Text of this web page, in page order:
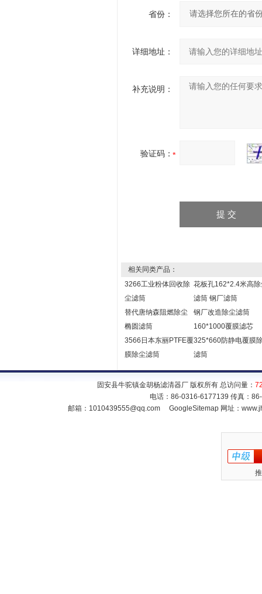
省份：
详细地址：
补充说明：
验证码：
相关同类产品：
3266工业粉体回收除
尘滤筒
花板孔162*2.4米高除
滤筒 钢厂滤筒
替代唐纳森阻燃除尘
椭圆滤筒
钢厂改造除尘滤筒
160*1000覆膜滤芯
3566日本东丽PTFE覆
膜除尘滤筒
325*660防静电覆膜
滤筒
固安县牛驼镇金胡杨滤清器厂 版权所有 总访问量：
电话：86-0316-6177139 传真：
邮箱： 1010439555@qq.com GoogleSitemap网址：